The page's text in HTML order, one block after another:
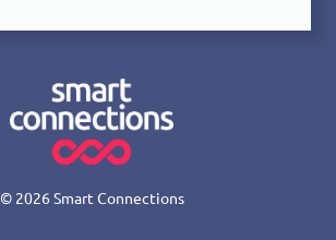
© 2026 Smart Connections